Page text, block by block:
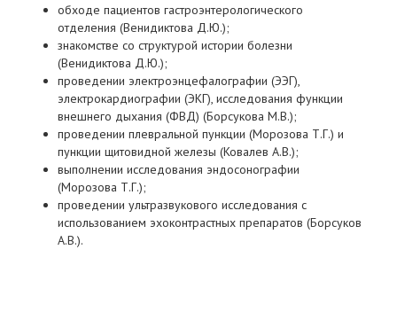
обходе пациентов гастроэнтерологического
отделения (Венидиктова Д.Ю.);
знакомстве со структурой истории болезни
(Венидиктова Д.Ю.);
проведении электроэнцефалографии (ЭЭГ),
электрокардиографии (ЭКГ), исследования функции
внешнего дыхания (ФВД) (Борсукова М.В.);
проведении плевральной пункции (Морозова Т.Г.) и
пункции щитовидной железы (Ковалев А.В.);
выполнении исследования эндосонографии
(Морозова Т.Г.);
проведении ультразвукового исследования с
использованием эхоконтрастных препаратов (Борсуков
А.В.).